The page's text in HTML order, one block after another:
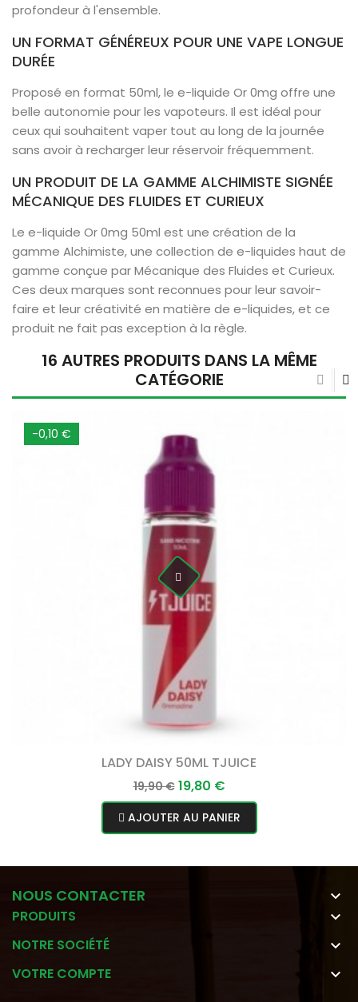
profondeur à l'ensemble.
UN FORMAT GÉNÉREUX POUR UNE VAPE LONGUE
DURÉE
Proposé en format 50ml, le e-liquide Or 0mg offre une
belle autonomie pour les vapoteurs. Il est idéal pour
ceux qui souhaitent vaper tout au long de la journée
sans avoir à recharger leur réservoir fréquemment.
UN PRODUIT DE LA GAMME ALCHIMISTE SIGNÉE
MÉCANIQUE DES FLUIDES ET CURIEUX
Le e-liquide Or 0mg 50ml est une création de la
gamme Alchimiste, une collection de e-liquides haut de
gamme conçue par Mécanique des Fluides et Curieux.
Ces deux marques sont reconnues pour leur savoir-
faire et leur créativité en matière de e-liquides, et ce
produit ne fait pas exception à la règle.
16 AUTRES PRODUITS DANS LA MÊME
CATÉGORIE
-0,10 €
LADY DAISY 50ML TJUICE
Prix
normal
19,90 € Prix
19,80 €
AJOUTER AU PANIER
NOUS CONTACTER 
PRODUITS 
NOTRE SOCIÉTÉ 
VOTRE COMPTE 